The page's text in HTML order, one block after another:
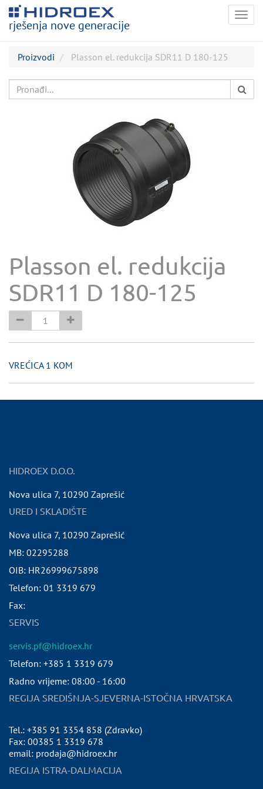
rješenja nove generacije
Proizvodi Plasson el. redukcija SDR11 D 180-125
Plasson el. redukcija
SDR11 D 180-125
VREĆICA 1 KOM
HIDROEX D.O.O.
Nova ulica 7, 10290 Zaprešić
URED I SKLADIŠTE
Nova ulica 7, 10290 Zaprešić
MB: 02295288
OIB: HR26999675898
Telefon: 01 3319 679
Fax:
SERVIS
servis.pf@hidroex.hr
Telefon: +385 1 3319 679
Radno vrijeme: 08:00 - 16:00
REGIJA SREDIŠNJA-SJEVERNA-ISTOČNA HRVATSKA
Tel.: +385 91 3354 858 (Zdravko)
Fax: 00385 1 3319 678
email: prodaja@hidroex.hr
REGIJA ISTRA-DALMACIJA